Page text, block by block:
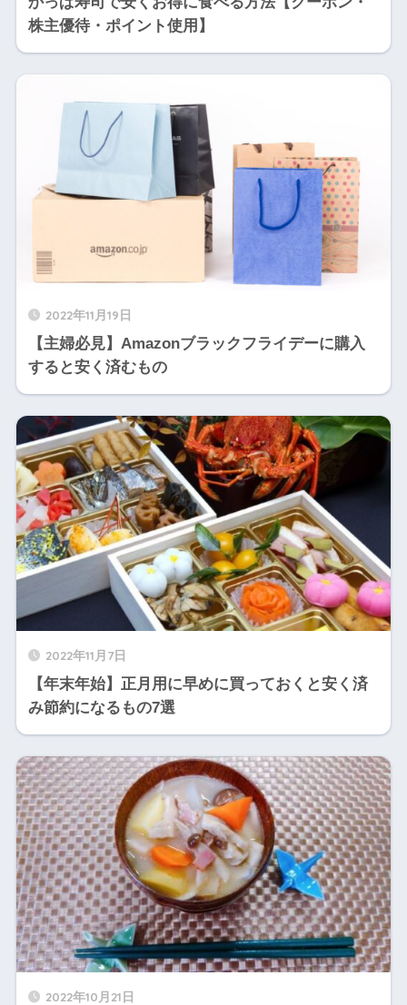
株主優待・ポイント使用】
2022年11月19日
【主婦必見】Amazonブラックフライデーに購入
すると安く済むもの
2022年11月7日
【年末年始】正月用に早めに買っておくと安く済
み節約になるもの7選
2022年10月21日